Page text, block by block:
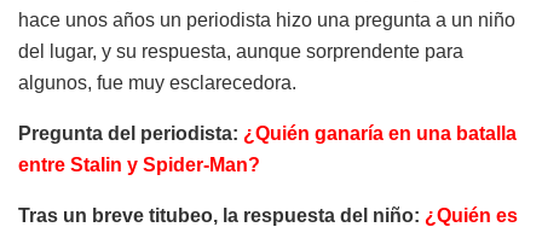
hace unos años un periodista hizo una pregunta a un niño
del lugar, y su respuesta, aunque sorprendente para
algunos, fue muy esclarecedora.
Pregunta del periodista: ¿Quién ganaría en una batalla
entre Stalin y Spider-Man?
Tras un breve titubeo, la respuesta del niño: ¿Quién es